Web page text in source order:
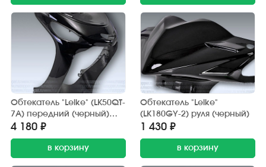
Обтекатель "Leike" (LK50QT-
7A) передний (черный)
нижняя часть
4 180 ₽
в корзину
Обтекатель "Leike"
(LK180GY-2) руля (черный)
1 430 ₽
в корзину